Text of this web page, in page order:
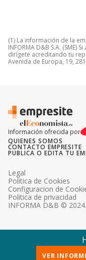
(1) La información de la
INFORMA D&B S.A.
dirígete acreditando tu
Avenida de Europa, 19,
Información ofrecida por
QUIENES SOMOS
CONTACTO EMPRESITE
PUBLICA O EDITA TU
INFORMA D&B ©
Legal
Politica de Cookies
Configuracion de
Politica de privacidad
VER